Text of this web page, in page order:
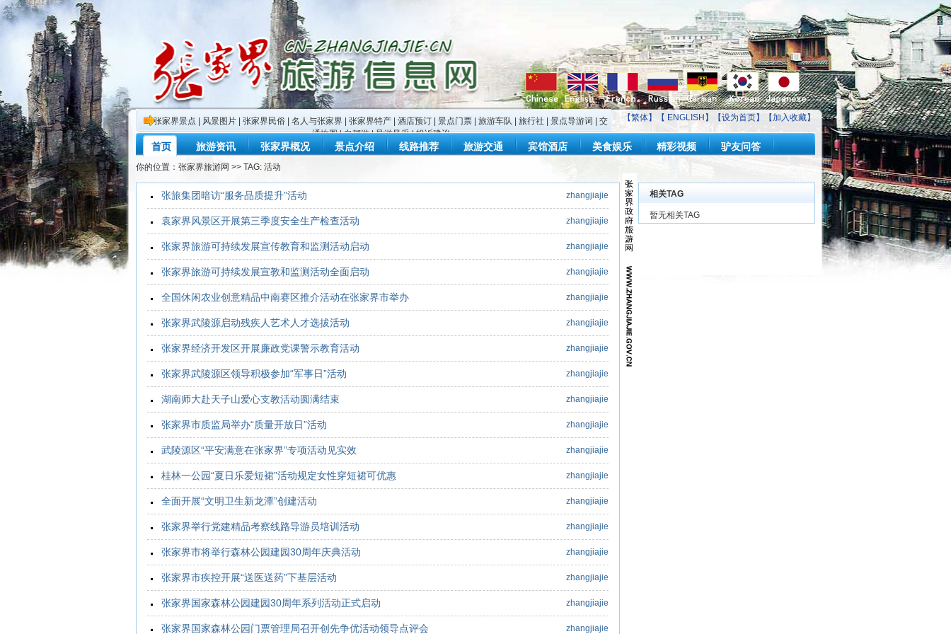
【繁体】【 ENGLISH 】【设为首页】【加入收藏】
张家界景点 风景图片 张家界民俗 名人与张家界 张家界特产 酒店预订 景点门票 旅游车队 旅行社 景点导游词
交
通地图|自驾游|导游风采|投诉建议
首页 旅游资讯 张家界概况 景点介绍 线路推荐 旅游交通 宾馆酒店 美食娱乐 精彩视频 驴友问答
你的位置： 张家界旅游网 >> TAG: 活动
zhangjiajie
张旅集团暗访“服务品质提升”活动
zhangjiajie
袁家界风景区开展第三季度安全生产检查活动
zhangjiajie
张家界旅游可持续发展宣传教育和监测活动启动
zhangjiajie
张家界旅游可持续发展宣教和监测活动全面启动
zhangjiajie
全国休闲农业创意精品中南赛区推介活动在张家界市举办
zhangjiajie
张家界武陵源启动残疾人艺术人才选拔活动
zhangjiajie
张家界经济开发区开展廉政党课警示教育活动
zhangjiajie
张家界武陵源区领导积极参加“军事日”活动
zhangjiajie
湖南师大赴天子山爱心支教活动圆满结束
zhangjiajie
张家界市质监局举办“质量开放日”活动
zhangjiajie
武陵源区“平安满意在张家界”专项活动见实效
zhangjiajie
桂林一公园“夏日乐爱短裙”活动规定女性穿短裙可优惠
zhangjiajie
全面开展“文明卫生新龙潭”创建活动
zhangjiajie
张家界举行党建精品考察线路导游员培训活动
zhangjiajie
张家界市将举行森林公园建园30周年庆典活动
zhangjiajie
张家界市疾控开展“送医送药”下基层活动
zhangjiajie
张家界国家森林公园建园30周年系列活动正式启动
zhangjiajie
张家界国家森林公园门票管理局召开创先争优活动领导点评会
相关TAG
暂无相关TAG